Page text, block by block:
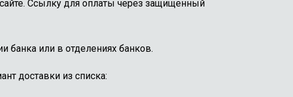
Ссылку для оплаты через защищенный
банка или в отделениях банков.
доставки из списка: